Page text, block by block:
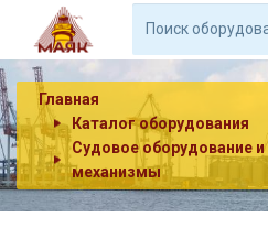
Главная
Каталог оборудования
Судовое оборудование
механизмы